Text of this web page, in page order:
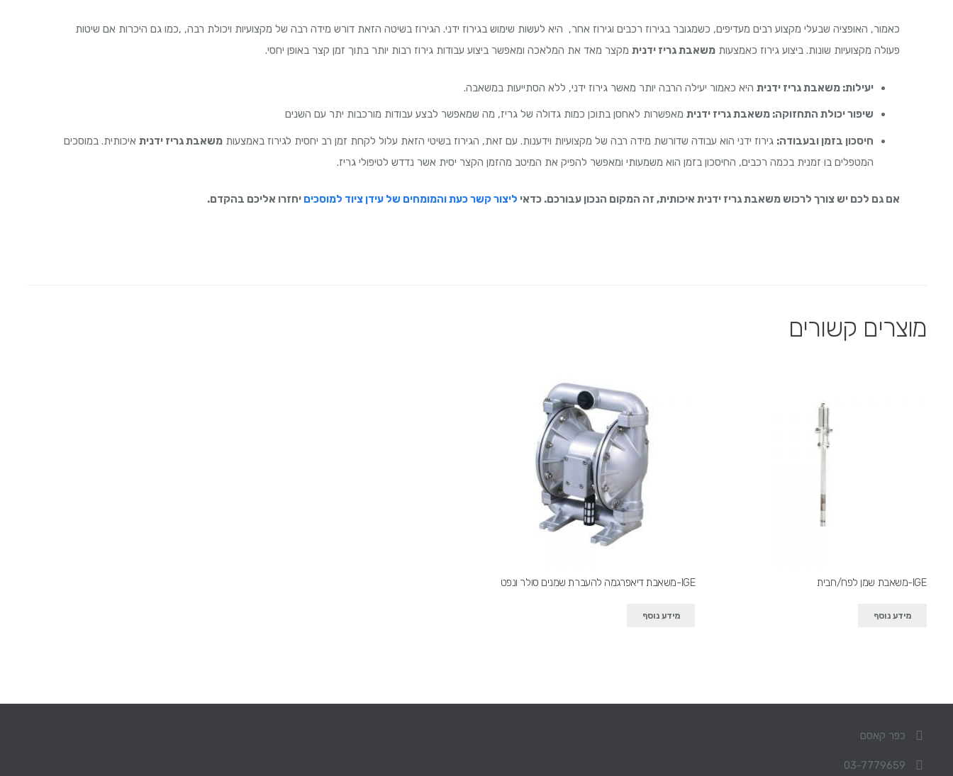
כאמור, האופציה שבעלי מקצוע רבים מעדיפים, כשמגובר בגירוז רכבים וגירוז אחר, היא לעשות שימוש בגירוז ידני. הגירוז בשיטה הזאת דורש מידה רבה של מקצועיות ויכולת רבה, ,כמו גם היכרות אם שיטות
פעולה מקצועיות שונות. ביצוע גירוז כאמצעות משאבת גריז ידנית מקצר מאד את המלאכה ומאפשר ביצוע עבודות גירוז רבות יותר בתוך זמן קצר באופן יחסי.
יעילות: משאבת גריז ידנית היא כאמור יעילה הרבה יותר מאשר גירוז ידני, ללא הסתייעות במשאבה.
שיפור יכולת התחזוקה: משאבת גריז ידנית מאפשרות לאחסן בתוכן כמות גדולה של גריז, מה שמאפשר לבצע עבודות מורכבות יתר עם השנים
חיסכון בזמן ובעבודה: גירוז ידני הוא עבודה שדורשת מידה רבה של מקצועיות וידענות. עם זאת, הגירוז בשיטי הזאת עלול לקחת זמן רב יחסית לגירוז באמצעותמשאבת גריז ידנית איכותית. במוסכים
המטפלים בו זמנית בכמה רכבים, החיסכון בזמן הוא משמעותי ומאפשר להפיק את המיטב מהזמן הקצר יסית אשר נדדש לטיפולי גריז.
אם גם לכם יש צורך לרכוש משאבת גריז ידנית איכותית, זה המקום הנכון עבורכם. כדאי ליצור קשר כעת והמומחים של עידן ציוד למוסכים יחזרו אליכם בהקדם.
מוצרים קשורים
IGE-משאבת שמן לפח/חבית
מידע נוסף
IGE-משאבת דיאפרגמה להעברת שמנים סולר ונפט
מידע נוסף
כפר קאסם
03-7779659